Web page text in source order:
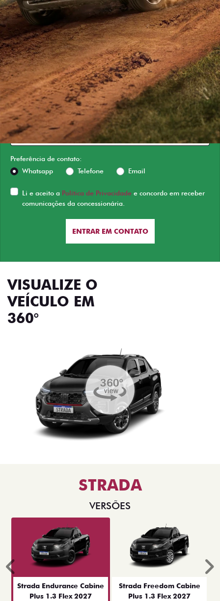
Versão escolhida
Preferência de contato:
Whatsapp
Telefone Email
Li e aceito a Política de Privacidade e concordo em receber
comunicações da concessionária.
ENTRAR EM CONTATO
VISUALIZE O
VEÍCULO EM
360°
STRADA
VERSÕES
Strada Endurance Cabine
Plus 1.3 Flex 2027
Strada Freedom Cabine
Plus 1.3 Flex 2027
Anterior